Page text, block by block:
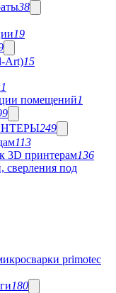
38
19
Art)15
1
помещений1
249
113
3D принтерам136
сверления под
primotec
180